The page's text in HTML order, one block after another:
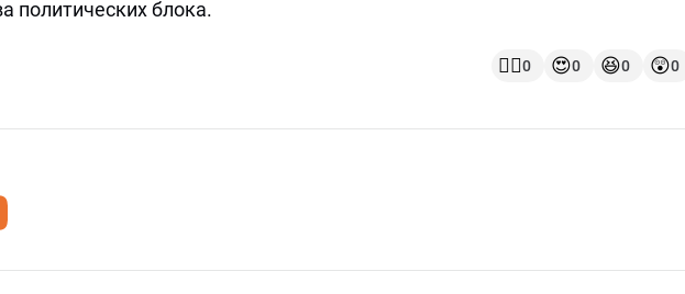
политических блока.
👍🏻0 😍0 😆0 😲0